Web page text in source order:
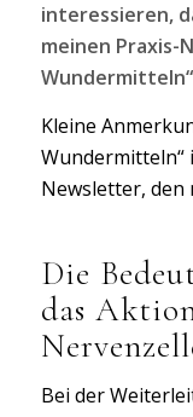
interessieren,
meinen Praxis-
Kleine
Wundermitteln“
Newsletter, den
Die
das
Bei der